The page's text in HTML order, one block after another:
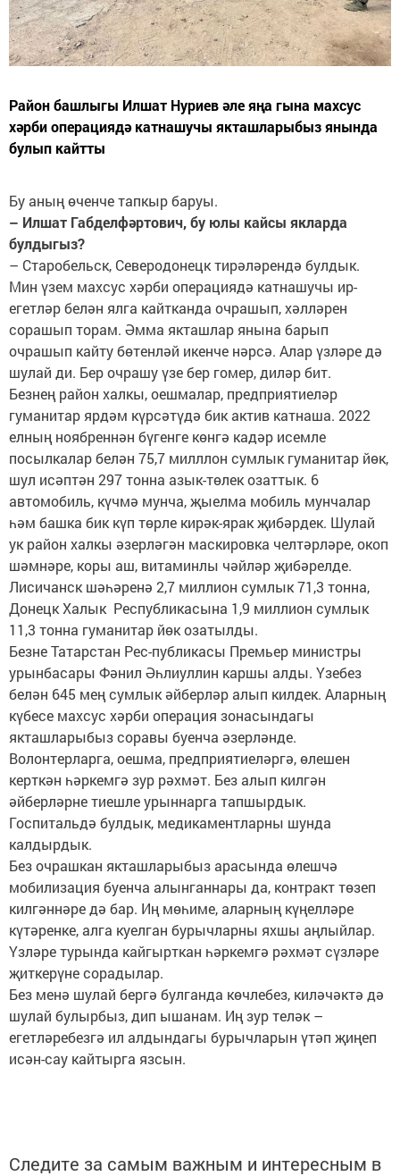
Район башлыгы Илшат Нуриев әле яңа гына махсус
хәрби операциядә катнашучы якташларыбыз янында
булып кайтты
Бу аның өченче тапкыр баруы.
– Илшат Габделфәртович, бу юлы кайсы якларда
булдыгыз?
– Старобельск, Северодонецк тирәләрендә булдык.
Мин үзем махсус хәрби операциядә катнашучы ир-
егетләр белән ялга кайтканда очрашып, хәлләрен
сорашып торам. Әмма якташлар янына барып
очрашып кайту бөтенләй икенче нәрсә. Алар үзләре дә
шулай ди. Бер очрашу үзе бер гомер, диләр бит.
Безнең район халкы, оешмалар, предприятиеләр
гуманитар ярдәм күрсәтүдә бик актив катнаша. 2022
елның ноябреннән бүгенге көнгә кадәр исемле
посылкалар белән 75,7 милллон сумлык гуманитар йөк,
шул исәптән 297 тонна азык-төлек озаттык. 6
автомобиль, күчмә мунча, җыелма мобиль мунчалар
һәм башка бик күп төрле кирәк-ярак җибәрдек. Шулай
ук район халкы әзерләгән маскировка челтәрләре, окоп
шәмнәре, коры аш, витаминлы чәйләр җибәрелде.
Лисичанск шәһәренә 2,7 миллион сумлык 71,3 тонна,
Донецк Халык Республикасына 1,9 миллион сумлык
11,3 тонна гуманитар йөк озатылды.
Безне Татарстан Рес-публикасы Премьер министры
урынбасары Фәнил Әһлиуллин каршы алды. Үзебез
белән 645 мең сумлык әйберләр алып килдек. Аларның
күбесе махсус хәрби операция зонасындагы
якташларыбыз соравы буенча әзерләнде.
Волонтерларга, оешма, предприятиеләргә, өлешен
керткән һәркемгә зур рәхмәт. Без алып килгән
әйберләрне тиешле урыннарга тапшырдык.
Госпитальдә булдык, медикаментларны шунда
калдырдык.
Без очрашкан якташларыбыз арасында өлешчә
мобилизация буенча алынганнары да, контракт төзеп
килгәннәре дә бар. Иң мөһиме, аларның күңелләре
күтәренке, алга куелган бурычларны яхшы аңлыйлар.
Үзләре турында кайгырткан һәркемгә рәхмәт сүзләре
җиткерүне сорадылар.
Без менә шулай бергә булганда көчлебез, киләчәктә дә
шулай булырбыз, дип ышанам. Иң зур теләк –
егетләребезгә ил алдындагы бурычларын үтәп җиңеп
исән-сау кайтырга язсын.
Следите за самым важным и интересным в